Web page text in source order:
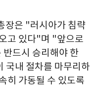
장은 "러시아가 침략
고 있다"며 "앞으로
반드시 승리해야 한
국내 절차를 마무리하
히 가동될 수 있도록